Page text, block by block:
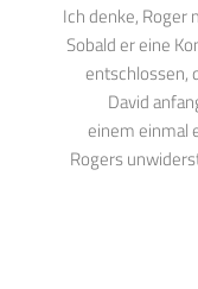
Ich denke, Roger
Sobald er eine
entschlossen,
David
einem einmal
Rogers